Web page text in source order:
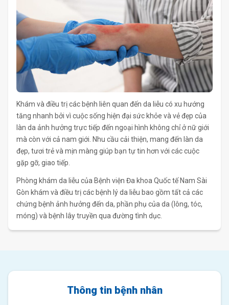
Khám và điều trị các bệnh liên quan đến da liễu có xu hướng
tăng nhanh bởi vì cuộc sống hiện đại sức khỏe và vẻ đẹp của
làn da ảnh hưởng trực tiếp đến ngoại hình không chỉ ở nữ giới
mà còn với cả nam giới. Nhu cầu cải thiện, mang đến làn da
đẹp, tươi trẻ và mịn màng giúp bạn tự tin hơn với các cuộc
gặp gỡ, giao tiếp.
Phòng khám da liễu của Bệnh viện Đa khoa Quốc tế Nam Sài
Gòn khám và điều trị các bệnh lý da liễu bao gồm tất cả các
chứng bệnh ảnh hưởng đến da, phần phụ của da (lông, tóc,
móng) và bệnh lây truyền qua đường tình dục.
Thông tin bệnh nhân